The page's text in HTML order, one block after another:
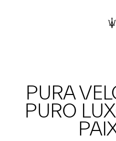
PURA
PURO